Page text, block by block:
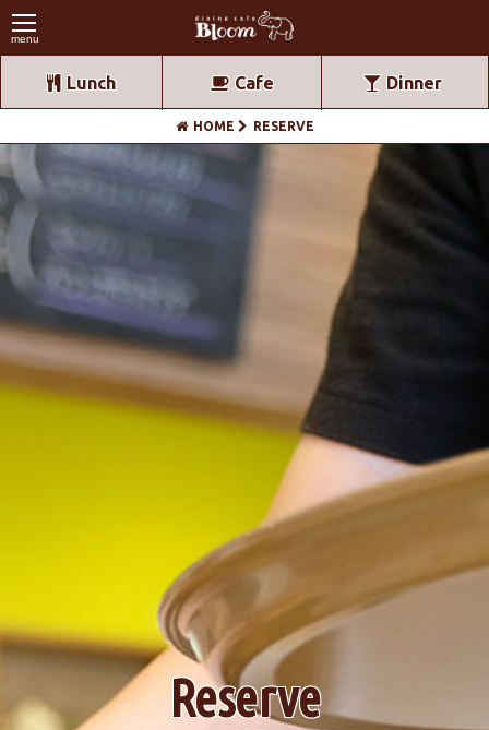
menu
Lunch Cafe Dinner
HOME RESERVE
Reserve